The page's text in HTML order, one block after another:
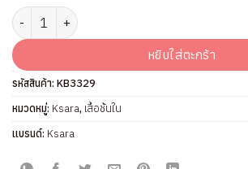
จำนวน เสื้อชั้นใน แบรนด์ Ksara รุ่น KB3329 ชิ้น
หยิบใส่ตะกร้า
รหัสสินค้า: KB3329
หมวดหมู่: Ksara, เสื้อชั้นใน
แบรนด์: Ksara